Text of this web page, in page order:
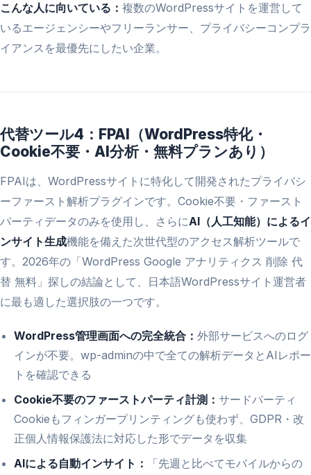
こんな人に向いている： 複数のWordPressサイトを運営して
いるエージェンシーやフリーランサー、プライバシーコンプラ
イアンスを最優先にしたい企業。
代替ツール4：FPAI（WordPress特化・
Cookie不要・AI分析・無料プランあり）
FPAIは、WordPressサイトに特化して開発されたプライバシ
ーファースト解析プラグインです。Cookie不要・ファースト
パーティデータのみを使用し、さらにAI（人工知能）によるイ
ンサイト生成機能を備えた次世代型のアクセス解析ツールで
す。2026年の「WordPress Google アナリティクス 削除 代
替 無料」探しの結論として、日本語WordPressサイト運営者
に最も適した選択肢の一つです。
WordPress管理画面への完全統合： 外部サービスへのログ
インが不要。wp-adminの中で全ての解析データとAIレポー
トを確認できる
Cookie不要のファーストパーティ計測： サードパーティ
Cookieもフィンガープリンティングも使わず、GDPR・改
正個人情報保護法に対応した形でデータを収集
AIによる自動インサイト：
「先週と比べてモバイルからの